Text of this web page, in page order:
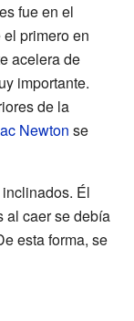
fue en el
primero en
acelera de
importante.
de la
Newton se
Él
al caer se debía
esta forma, se